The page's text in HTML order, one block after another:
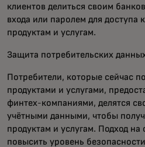
клиентов делиться своим
входа или паролем для
продуктам и услугам.
Защита потребительских
Потребители, которые сейчас
продуктами и услугами,
финтех-компаниями, делятся
учётными данными, чтобы
продуктам и услугам. Подход
повысить уровень